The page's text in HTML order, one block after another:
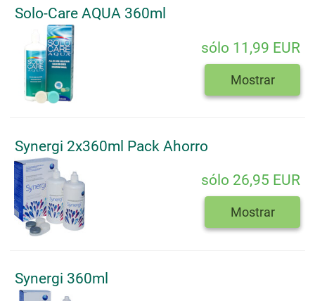
Solo-Care AQUA 360ml
sólo 11,99 EUR
Mostrar
Synergi 2x360ml Pack Ahorro
sólo 26,95 EUR
Mostrar
Synergi 360ml